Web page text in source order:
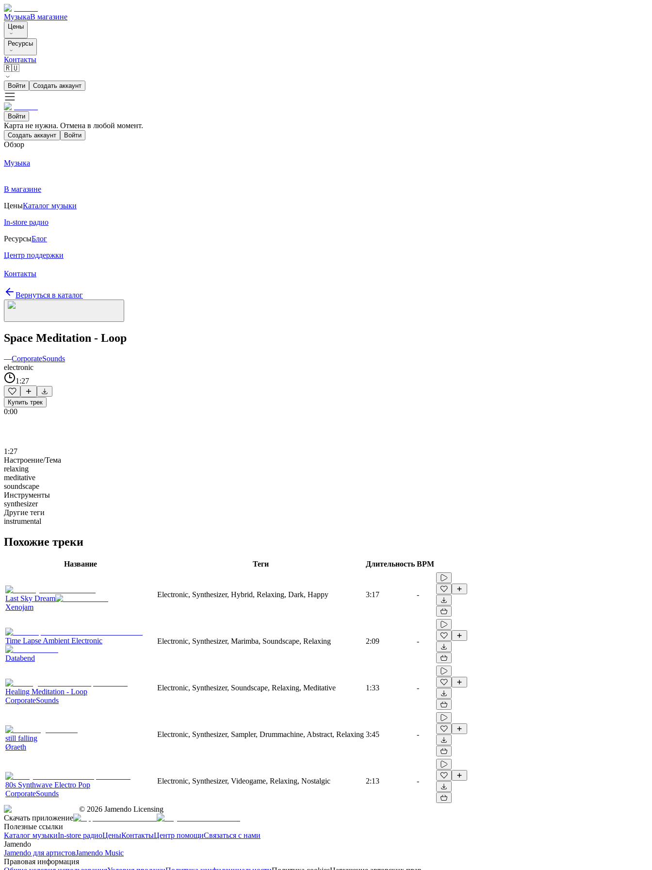
МузыкаВ магазине
Цены
Ресурсы
Контакты
🇷🇺
Войти Создать аккаунт
Войти
Карта не нужна. Отмена в любой момент.
Создать аккаунт Войти
Обзор
Музыка
В магазине
ЦеныКаталог музыки
In-store радио
РесурсыБлог
Центр поддержки
Контакты
Вернуться в каталог
Space Meditation - Loop
—CorporateSounds
electronic
1:27
Купить трек
0:00
1:27
Настроение/Тема
relaxing
meditative
soundscape
Инструменты
synthesizer
Другие теги
instrumental
Похожие треки
Название Теги Длительность BPM
Last Sky Dream
Xenojam
Electronic, Synthesizer, Hybrid, Relaxing, Dark, Happy 3:17 -
Time Lapse Ambient Electronic
Databend
Electronic, Synthesizer, Marimba, Soundscape, Relaxing 2:09 -
Healing Meditation - Loop
CorporateSounds
Electronic, Synthesizer, Soundscape, Relaxing, Meditative 1:33 -
still falling
Øraeth
Electronic, Synthesizer, Sampler, Drummachine, Abstract, Relaxing 3:45 -
80s Synthwave Electro Pop
CorporateSounds
Electronic, Synthesizer, Videogame, Relaxing, Nostalgic 2:13 -
© 2026 Jamendo Licensing
Скачать приложение
Полезные ссылки
Каталог музыкиIn-store радиоЦеныКонтактыЦентр помощиСвязаться с нами
Jamendo
Jamendo для артистовJamendo Music
Правовая информация